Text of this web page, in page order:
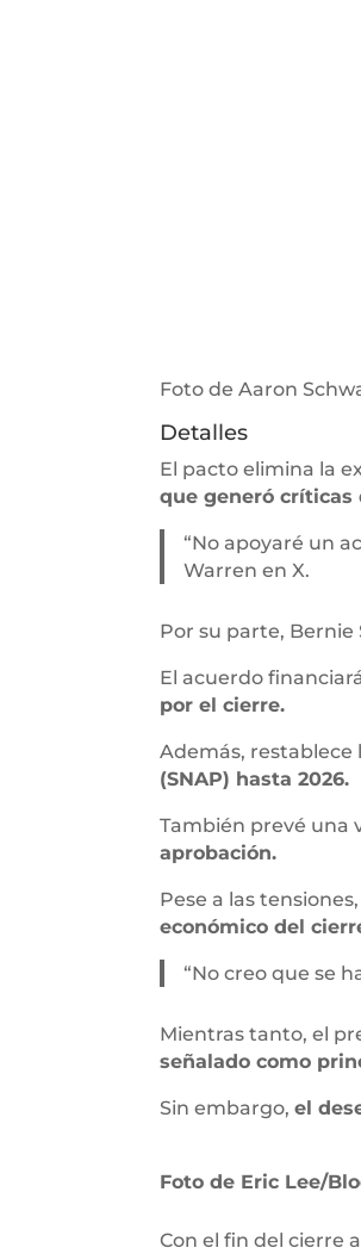
Foto de Aaron
Detalles
El pacto elimina la
que generó
“No apoyaré un
Warren en X.
Por su parte,
El acuerdo
por el cierre.
Además, restablece
(SNAP) hasta 2026.
También prevé una
aprobación.
Pese a las
económico del
“No creo que se
Mientras tanto, el
señalado como
Sin embargo,el
Foto de Eric Lee/
Con el fin del cierre